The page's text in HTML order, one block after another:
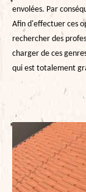
envolées. Par
Afin d'effectuer ces
rechercher des
charger de ces
qui est totalement